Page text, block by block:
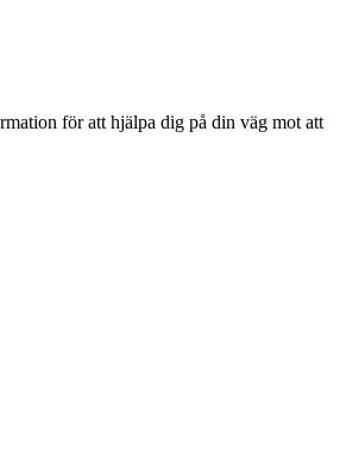
för att hjälpa dig på din väg mot att